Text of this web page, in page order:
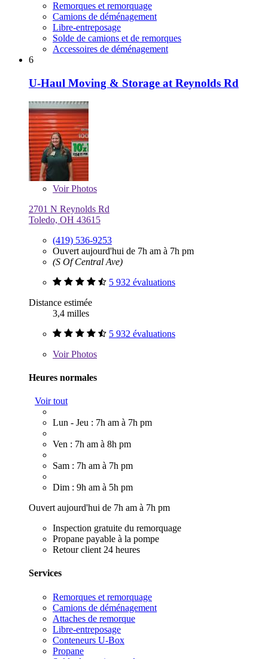
Remorques et remorquage
Camions de déménagement
Libre-entreposage
Solde de camions et de remorques
Accessoires de déménagement
6
U-Haul Moving & Storage at Reynolds Rd
VoirPhotos
2701 N Reynolds Rd
Toledo, OH 43615
(419) 536-9253
Ouvert aujourd'hui de 7h am à 7h pm
(S Of Central Ave)
5 932 évaluations
Distance estimée
3,4 milles
5 932 évaluations
VoirPhotos
Heures normales
Voir tout
Lun - Jeu : 7h am à 7h pm
Ven : 7h am à 8h pm
Sam : 7h am à 7h pm
Dim : 9h am à 5h pm
Ouvert aujourd'hui de 7h am à 7h pm
Inspection gratuite du remorquage
Propane payable à la pompe
Retour client 24 heures
Services
Remorques et remorquage
Camions de déménagement
Attaches de remorque
Libre-entreposage
Conteneurs U-Box
Propane